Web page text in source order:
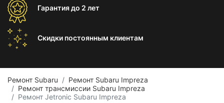
Гарантиядо 2 лет
Скидки постоянным клиентам
Ремонт Subaru
Ремонт Subaru Impreza
Ремонт трансмиссии Subaru Impreza
Ремонт Jetronic Subaru Impreza